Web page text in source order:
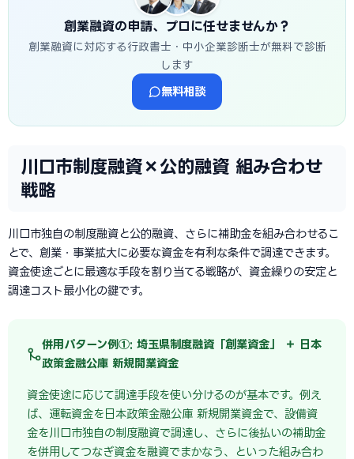
創業融資の申請、プロに任せませんか？
創業融資に対応する行政書士・中小企業診断士が無料で診断
します
無料相談
川口市制度融資×公的融資 組み合わせ
戦略
川口市独自の制度融資と公的融資、さらに補助金を組み合わせるこ
とで、創業・事業拡大に必要な資金を有利な条件で調達できます。
資金使途ごとに最適な手段を割り当てる戦略が、資金繰りの安定と
調達コスト最小化の鍵です。
併用パターン例①: 埼玉県制度融資「創業資金」 ＋ 日本
政策金融公庫 新規開業資金
資金使途に応じて調達手段を使い分けるのが基本です。例え
ば、運転資金を日本政策金融公庫 新規開業資金で、設備資
金を川口市独自の制度融資で調達し、さらに後払いの補助金
を併用してつなぎ資金を融資でまかなう、といった組み合わ